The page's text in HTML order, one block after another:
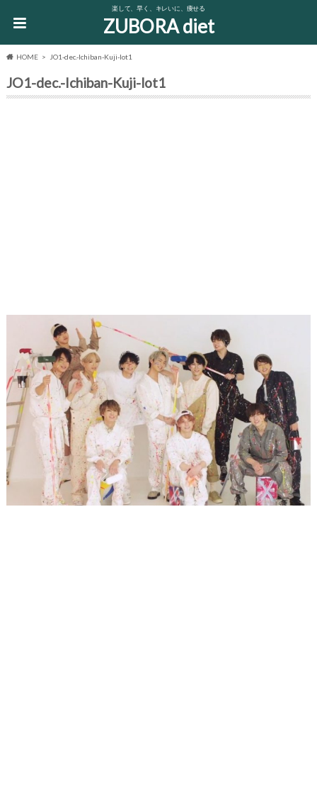
楽して、早く、キレいに、痩せる
ZUBORA diet
HOME JO1-dec.-Ichiban-Kuji-lot1
JO1-dec.-Ichiban-Kuji-lot1